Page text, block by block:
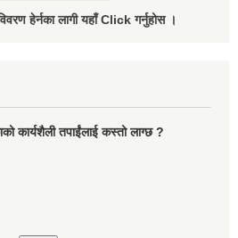
हेर्नका लागी यहाँ Click गर्नुहोस ।
कार्यशैली तपाईंलाई कस्तो लाग्छ ?